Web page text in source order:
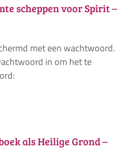
scheppen voor Spirit –
met een wachtwoord.
in om het te
als Heilige Grond –